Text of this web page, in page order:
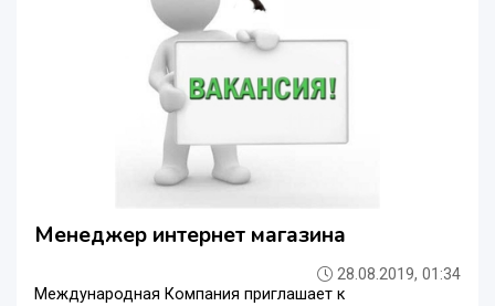
Менеджер интернет магазина
28.08.2019, 01:34
Международная Компания приглашает к